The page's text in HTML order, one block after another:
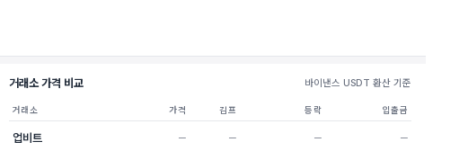
거래소 가격 비교 바이낸스 USDT 환산 기준
거래소 가격 김프 등락 입출금
업비트 ─ ─ ─ ─